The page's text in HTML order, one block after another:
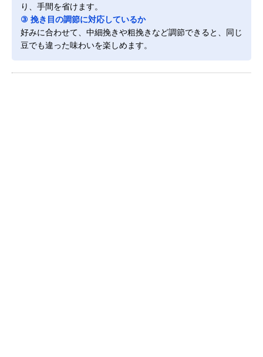
り、手間を省けます。
③ 挽き目の調節に対応しているか
好みに合わせて、中細挽きや粗挽きなど調節できると、同じ
豆でも違った味わいを楽しめます。